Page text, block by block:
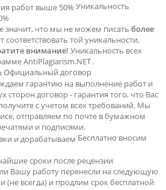
Уникальность
значит, что мы не можем писать более
соответствовать той уникальности,
внимание! Уникальность всех
AntiPlagiarism.NET .
Официальный договор
гарантию на выполнение работ и
сторон договор - гарантия того, что Вас
с учетом всех требований. Мы
отправляем по почте в бумажном
и подписями.
Бесплатно вносим
сроки после рецензии
Вашу работу перенесли на следующую
(не всегда) и продлим срок бесплатной